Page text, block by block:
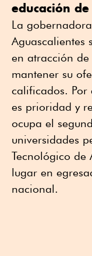
educación
La
Aguascalientes
en atracción de
mantener su
calificados.
es prioridad y
ocupa el
universidades
Tecnológico de
lugar en
nacional.